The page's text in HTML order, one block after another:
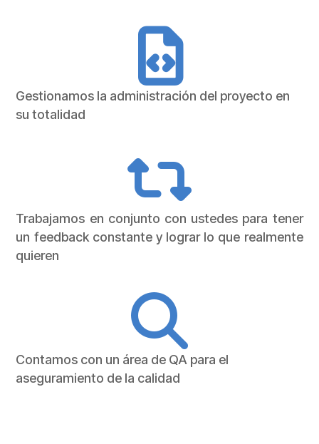
Gestionamos la administración del proyecto en
su totalidad
Trabajamos en conjunto con ustedes para tener
un feedback constante y lograr lo que realmente
quieren
Contamos con un área de QA para el
aseguramiento de la calidad